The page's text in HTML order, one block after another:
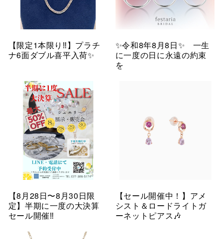
【限定1本限り‼︎】プラチ
ナ6面ダブル喜平入荷✨
✨令和8年8月8日✨ 一生
に一度の日に永遠の約束
を
【8月28日〜8月30日限
定】半期に一度の大決算
セール開催‼︎
【セール開催中！】アメ
シスト＆ロードライトガ
ーネットピアス🎶